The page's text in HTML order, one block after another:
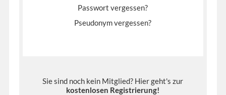
Passwort vergessen?
Pseudonym vergessen?
Sie sind noch kein Mitglied? Hier geht's zur
kostenlosen Registrierung!